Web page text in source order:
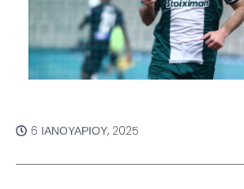
6 ΙΑΝΟΥΑΡΊΟΥ, 2025